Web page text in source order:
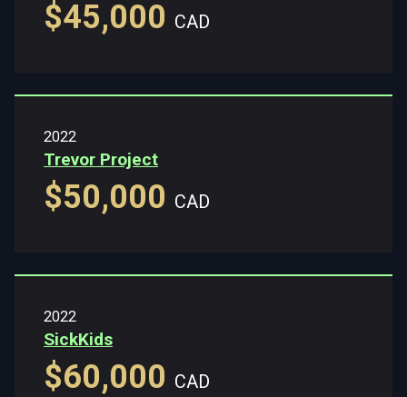
$45,000 CAD
2022
Trevor Project
$50,000 CAD
2022
SickKids
$60,000 CAD